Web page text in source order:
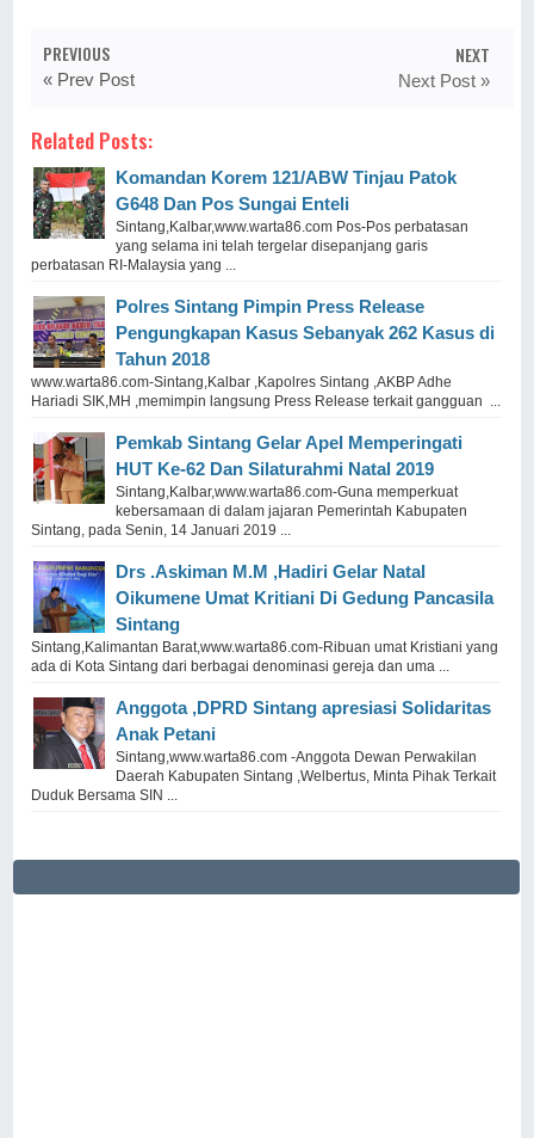
PREVIOUS
« Prev Post
NEXT
Next Post »
Related Posts:
Komandan Korem 121/ABW Tinjau Patok
G648 Dan Pos Sungai Enteli
Sintang,Kalbar,www.warta86.com Pos-Pos perbatasan
yang selama ini telah tergelar disepanjang garis
perbatasan RI-Malaysia yang ...
Polres Sintang Pimpin Press Release
Pengungkapan Kasus Sebanyak 262 Kasus di
Tahun 2018
www.warta86.com-Sintang,Kalbar ,Kapolres Sintang ,AKBP Adhe
Hariadi SIK,MH ,memimpin langsung Press Release terkait gangguan ...
Pemkab Sintang Gelar Apel Memperingati
HUT Ke-62 Dan Silaturahmi Natal 2019
Sintang,Kalbar,www.warta86.com-Guna memperkuat
kebersamaan di dalam jajaran Pemerintah Kabupaten
Sintang, pada Senin, 14 Januari 2019 ...
Drs .Askiman M.M ,Hadiri Gelar Natal
Oikumene Umat Kritiani Di Gedung Pancasila
Sintang
Sintang,Kalimantan Barat,www.warta86.com-Ribuan umat Kristiani yang
ada di Kota Sintang dari berbagai denominasi gereja dan uma ...
Anggota ,DPRD Sintang apresiasi Solidaritas
Anak Petani
Sintang,www.warta86.com -Anggota Dewan Perwakilan
Daerah Kabupaten Sintang ,Welbertus, Minta Pihak Terkait
Duduk Bersama SIN ...